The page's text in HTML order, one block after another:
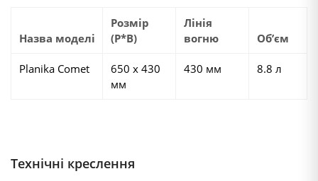
Назва моделі
Розмір
(Р*В)
Лінія
вогню
Об’єм
Planika Comet
650 х 430
мм
430 мм 8.8 л
Технічні креслення